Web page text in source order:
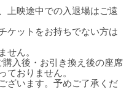
上映途中での入退場はご遠
ケットをお持ちでない方は
せん。
入後・お引き換え後の座席
ておりません。
ざいます。予めご了承くだ